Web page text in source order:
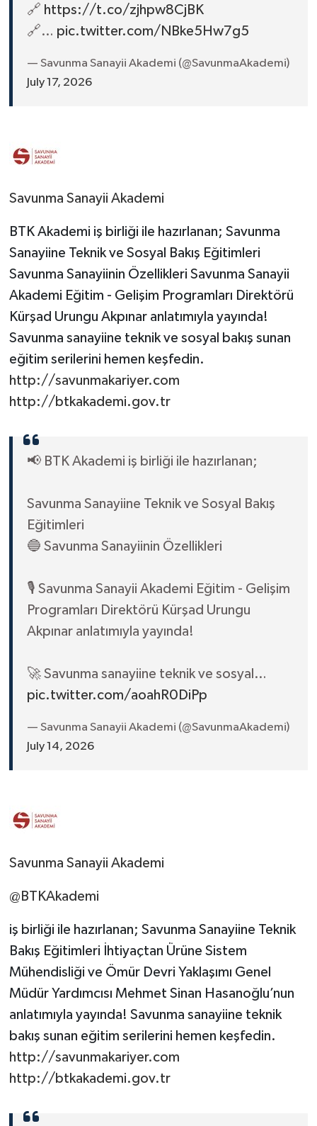
🔗 https://t.co/zjhpw8CjBK
🔗… pic.twitter.com/NBke5Hw7g5
— Savunma Sanayii Akademi (@SavunmaAkademi)
July 17, 2026
Savunma Sanayii Akademi
BTK Akademi iş birliği ile hazırlanan; Savunma
Sanayiine Teknik ve Sosyal Bakış Eğitimleri
Savunma Sanayiinin Özellikleri Savunma Sanayii
Akademi Eğitim - Gelişim Programları Direktörü
Kürşad Urungu Akpınar anlatımıyla yayında!
Savunma sanayiine teknik ve sosyal bakış sunan
eğitim serilerini hemen keşfedin.
http://savunmakariyer.com
http://btkakademi.gov.tr
📢 BTK Akademi iş birliği ile hazırlanan;
Savunma Sanayiine Teknik ve Sosyal Bakış
Eğitimleri
🔵 Savunma Sanayiinin Özellikleri
🎙️ Savunma Sanayii Akademi Eğitim - Gelişim
Programları Direktörü Kürşad Urungu
Akpınar anlatımıyla yayında!
🚀 Savunma sanayiine teknik ve sosyal…
pic.twitter.com/aoahR0DiPp
— Savunma Sanayii Akademi (@SavunmaAkademi)
July 14, 2026
Savunma Sanayii Akademi
@BTKAkademi
iş birliği ile hazırlanan; Savunma Sanayiine Teknik
Bakış Eğitimleri İhtiyaçtan Ürüne Sistem
Mühendisliği ve Ömür Devri Yaklaşımı Genel
Müdür Yardımcısı Mehmet Sinan Hasanoğlu’nun
anlatımıyla yayında! Savunma sanayiine teknik
bakış sunan eğitim serilerini hemen keşfedin.
http://savunmakariyer.com
http://btkakademi.gov.tr